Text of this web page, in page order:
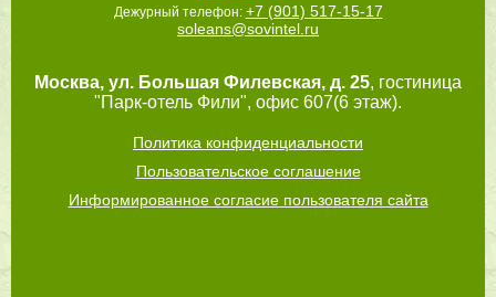
Дежурный телефон: +7 (901) 517-15-17
soleans@sovintel.ru
Москва, ул. Большая Филевская, д. 25, гостиница
"Парк-отель Фили", офис 607(6 этаж).
Политика конфиденциальности
Пользовательское соглашение
Информированное согласие пользователя сайта